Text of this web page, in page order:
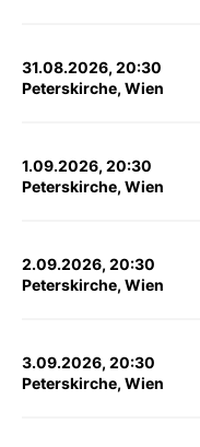
31.08.2026, 20:30
Peterskirche, Wien
1.09.2026, 20:30
Peterskirche, Wien
2.09.2026, 20:30
Peterskirche, Wien
3.09.2026, 20:30
Peterskirche, Wien